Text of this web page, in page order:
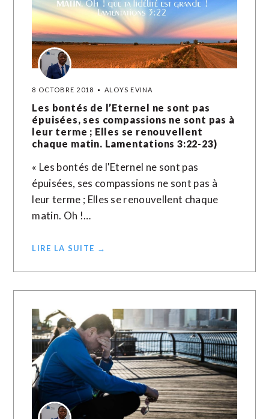
8 OCTOBRE 2018 ALOYS EVINA
Les bontés de l’Eternel ne sont pas
épuisées, ses compassions ne sont pas à
leur terme ; Elles se renouvellent
chaque matin. Lamentations 3:22-23)
« Les bontés de l'Eternel ne sont pas
épuisées, ses compassions ne sont pas à
leur terme ; Elles se renouvellent chaque
matin. Oh !…
LIRE LA SUITE →